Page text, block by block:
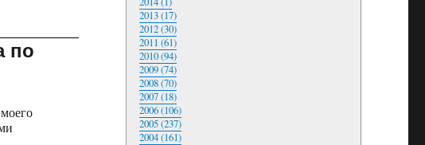
по
2013 (17)
2012 (30)
2011 (61)
2010 (94)
2009 (74)
2008 (70)
2007 (18)
2006 (106)
2005 (237)
2004 (161)